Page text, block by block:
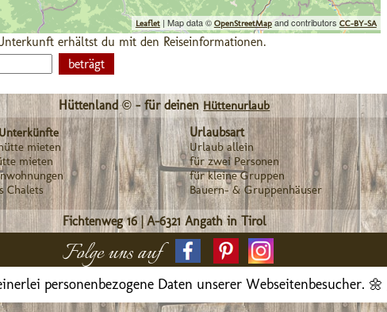
Leaflet| Map data © OpenStreetMapand contributors CC-BY-SA
erhältst du mit den Reiseinformationen.
Hüttenland © - für deinen Hüttenurlaub
mieten
mieten
Chalets
Urlaubsart
Urlaub allein
für zwei Personen
für kleine Gruppen
Bauern- & Gruppenhäuser
Fichtenweg 16|A-6321 Angath in Tirol
Folge uns auf
personenbezogene Daten unserer Webseitenbesucher. 🌼